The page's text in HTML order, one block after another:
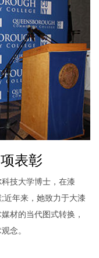
表彰
技大学博士，在漆
年来，她致力于大漆
材的当代图式转换，
念。